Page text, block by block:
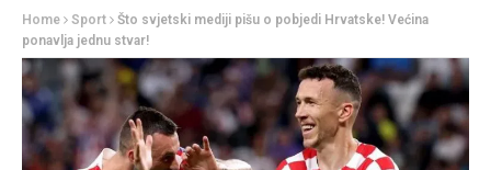
Home Sport
Što svjetski mediji pišu o pobjedi Hrvatske! Većina
ponavlja jednu stvar!